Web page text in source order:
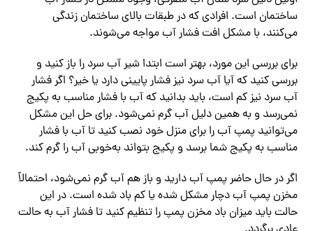
ساختمان است. افرادی که در طبقات بالای ساختمان زندگی
می‌کنند، با مشکل افت فشار آب مواجه می‌شوند.
برای بررسی این مورد، بهتر است ابتدا شیر آب سرد را باز کنید و
بررسی کنید که آیا آب سرد نیز فشار پایینی دارد یا خیر؟ اگر فشار
آب سرد نیز کم است، باید بدانید که آب با فشار مناسب به پکیج
نمی‌رسد و به همین دلیل آب گرم نمی‌شود. برای حل این مشکل
می‌توانید پمپ آب را برای منزل خود نصب کنید تا آب با فشار
مناسب به پکیج شما برسد و پکیج بتواند به‌خوبی آب را گرم کند.
اگر در حال حاضر پمپ آب دارید و باز هم آب گرم نمی‌شود، احتمالاً
مخزن پمپ آب دچار مشکل شده یا کم باد شده است. در این
حالت باید میزان باد مخزن پمپ را تنظیم کنید تا فشار آب به حالت